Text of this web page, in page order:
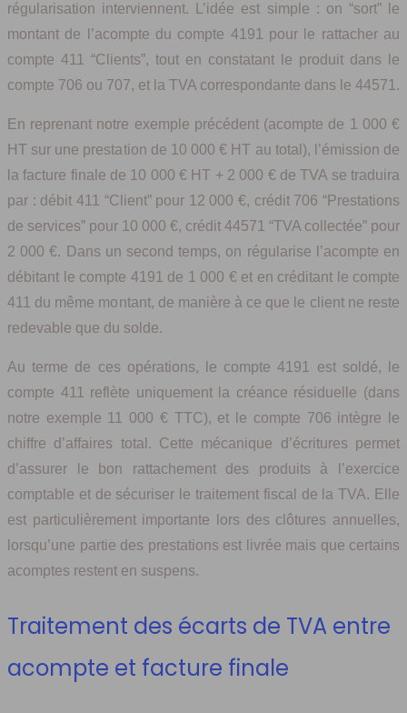
régularisation interviennent. L’idée est simple : on “sort” le
montant de l’acompte du compte 4191 pour le rattacher au
compte 411 “Clients”, tout en constatant le produit dans le
compte 706 ou 707, et la TVA correspondante dans le 44571.
En reprenant notre exemple précédent (acompte de 1 000 €
HT sur une prestation de 10 000 € HT au total), l’émission de
la facture finale de 10 000 € HT + 2 000 € de TVA se traduira
par : débit 411 “Client” pour 12 000 €, crédit 706 “Prestations
de services” pour 10 000 €, crédit 44571 “TVA collectée” pour
2 000 €. Dans un second temps, on régularise l’acompte en
débitant le compte 4191 de 1 000 € et en créditant le compte
411 du même montant, de manière à ce que le client ne reste
redevable que du solde.
Au terme de ces opérations, le compte 4191 est soldé, le
compte 411 reflète uniquement la créance résiduelle (dans
notre exemple 11 000 € TTC), et le compte 706 intègre le
chiffre d’affaires total. Cette mécanique d’écritures permet
d’assurer le bon rattachement des produits à l’exercice
comptable et de sécuriser le traitement fiscal de la TVA. Elle
est particulièrement importante lors des clôtures annuelles,
lorsqu’une partie des prestations est livrée mais que certains
acomptes restent en suspens.
Traitement des écarts de TVA entre
acompte et facture finale